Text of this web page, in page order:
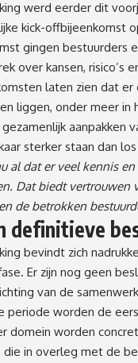
werd eerder dit
kick-offbijeenkomst
gingen bestuurders
over kansen, risico’s
laten zien dat er
liggen, onder meer in
aanpakken
sterker staan dan los
al dat er veel kennis
Dat biedt vertrouwen
de betrokken
definitieve
bevindt zich
Er zijn nog geen
van de
periode worden de
domein worden
in overleg met de